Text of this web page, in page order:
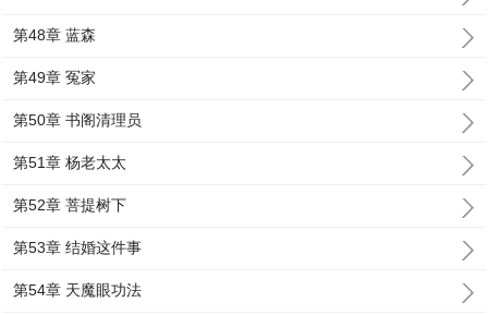
第48章 蓝森
第49章 冤家
第50章 书阁清理员
第51章 杨老太太
第52章 菩提树下
第53章 结婚这件事
第54章 天魔眼功法